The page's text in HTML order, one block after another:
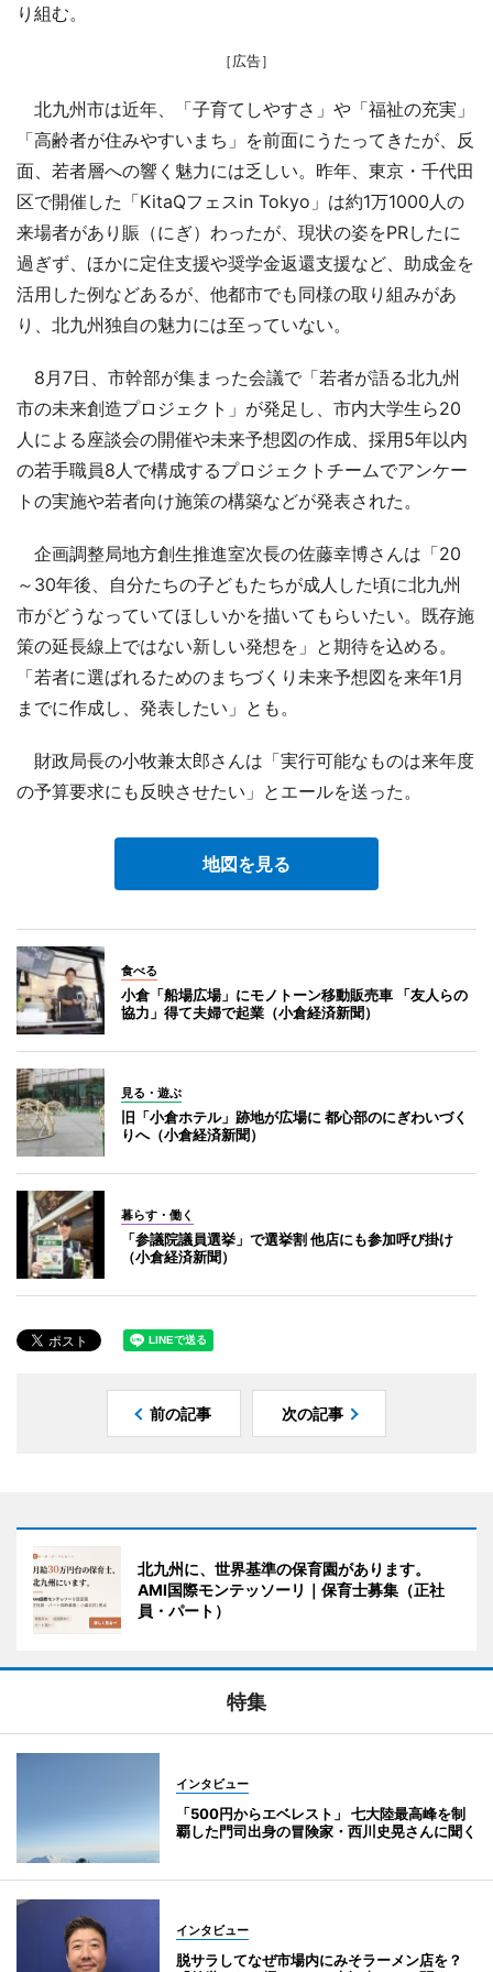
り組む。
［広告］
北九州市は近年、「子育てしやすさ」や「福祉の充実」
「高齢者が住みやすいまち」を前面にうたってきたが、反
面、若者層への響く魅力には乏しい。昨年、東京・千代田
区で開催した「KitaQフェスin Tokyo」は約1万1000人の
来場者があり賑（にぎ）わったが、現状の姿をPRしたに
過ぎず、ほかに定住支援や奨学金返還支援など、助成金を
活用した例などあるが、他都市でも同様の取り組みがあ
り、北九州独自の魅力には至っていない。
8月7日、市幹部が集まった会議で「若者が語る北九州
市の未来創造プロジェクト」が発足し、市内大学生ら20
人による座談会の開催や未来予想図の作成、採用5年以内
の若手職員8人で構成するプロジェクトチームでアンケー
トの実施や若者向け施策の構築などが発表された。
企画調整局地方創生推進室次長の佐藤幸博さんは「20
～30年後、自分たちの子どもたちが成人した頃に北九州
市がどうなっていてほしいかを描いてもらいたい。既存施
策の延長線上ではない新しい発想を」と期待を込める。
「若者に選ばれるためのまちづくり未来予想図を来年1月
までに作成し、発表したい」とも。
財政局長の小牧兼太郎さんは「実行可能なものは来年度
の予算要求にも反映させたい」とエールを送った。
地図を見る
食べる
小倉「船場広場」にモノトーン移動販売車 「友人らの
協力」得て夫婦で起業（小倉経済新聞）
見る・遊ぶ
旧「小倉ホテル」跡地が広場に 都心部のにぎわいづく
りへ（小倉経済新聞）
暮らす・働く
「参議院議員選挙」で選挙割 他店にも参加呼び掛け
（小倉経済新聞）
前の記事 次の記事
北九州に、世界基準の保育園があります。
AMI国際モンテッソーリ｜保育士募集（正社
員・パート）
特集
インタビュー
「500円からエベレスト」 七大陸最高峰を制
覇した門司出身の冒険家・西川史晃さんに聞く
インタビュー
脱サラしてなぜ市場内にみそラーメン店を？